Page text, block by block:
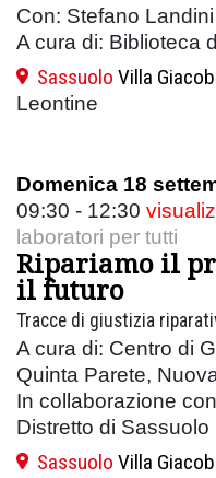
Con: Stefano Landini
A cura di: Biblioteca
Sassuolo Villa
Leontine
Domenica 18
09:30 - 12:30
laboratori per tutti
Ripariamo il
il futuro
Tracce di giustizia
A cura di: Centro di
Quinta Parete,
In collaborazione
Distretto di Sassuolo
Sassuolo Villa